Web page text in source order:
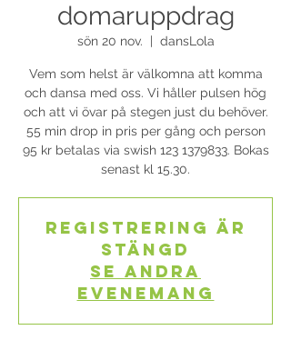
domaruppdrag
sön 20 nov. dansLola
Vem som helst är välkomna att komma
och dansa med oss. Vi håller pulsen hög
och att vi övar på stegen just du behöver.
55 min drop in pris per gång och person
95 kr betalas via swish 123 1379833. Bokas
senast kl 15.30.
Registrering är
stängd
Se andra
evenemang